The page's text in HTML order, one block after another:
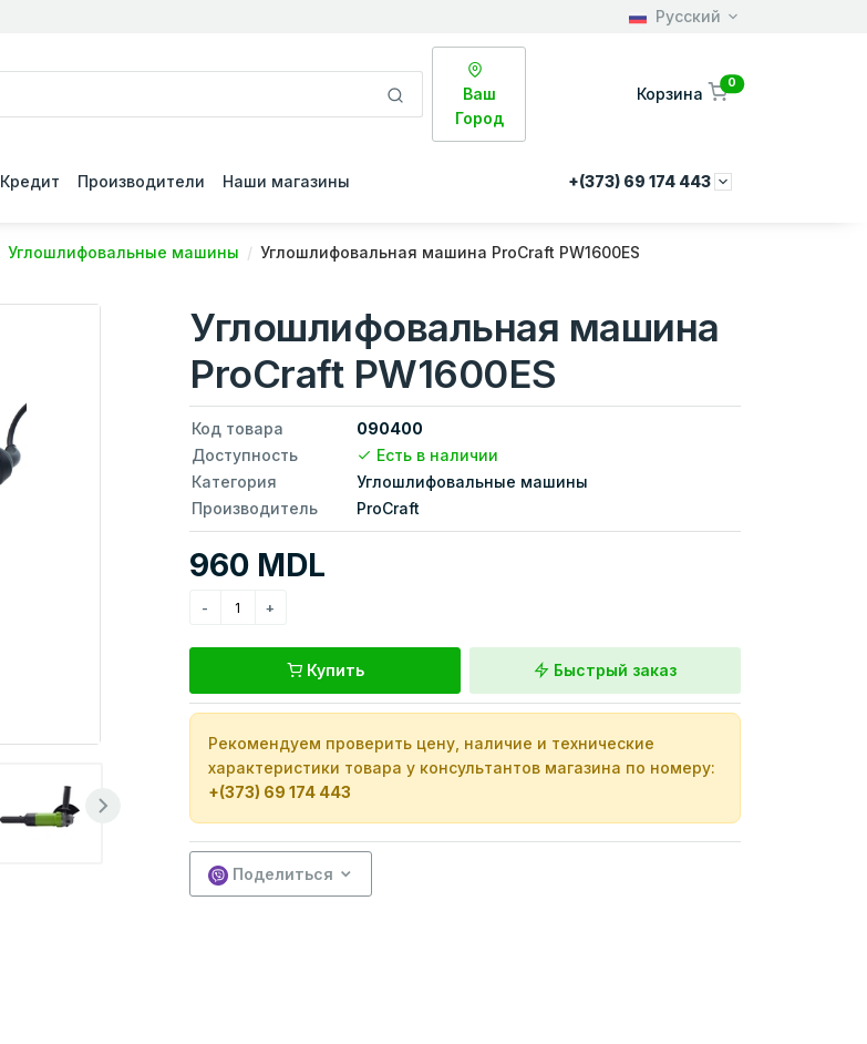
Русский
Ваш
Город
Корзина
0
Кредит Производители Наши магазины +(373) 69 174 443
Углошлифовальные машины Углошлифовальная машина ProCraft PW1600ES
Углошлифовальная машина
ProCraft PW1600ES
Код товара
090400
Доступность
Есть в наличии
Категория
Углошлифовальные машины
Производитель
ProCraft
960 MDL
Купить Быстрый заказ
Рекомендуем проверить цену, наличие и технические
характеристики товара у консультантов магазина по номеру:
+(373) 69 174 443
Поделиться